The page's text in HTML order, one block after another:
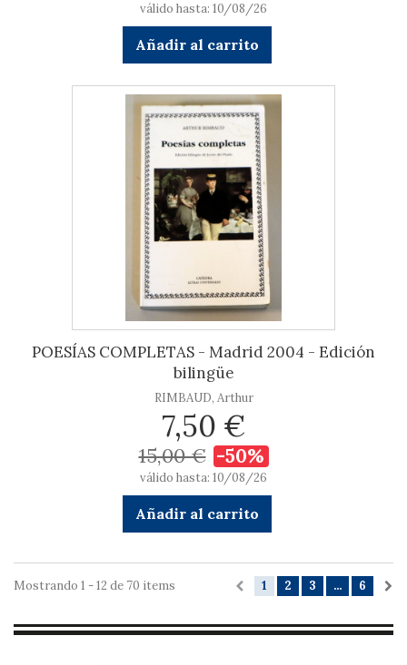
válido hasta: 10/08/26
Añadir al carrito
POESÍAS COMPLETAS - Madrid 2004 - Edición
bilingüe
RIMBAUD, Arthur
7,50 €
15,00 € -50%
válido hasta: 10/08/26
Añadir al carrito
1 2 3 ... 6
Mostrando 1 - 12 de 70 items